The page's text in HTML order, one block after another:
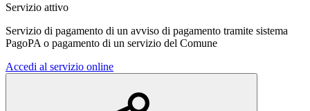
Servizio attivo
Servizio di pagamento di un avviso di pagamento tramite sistema
PagoPA o pagamento di un servizio del Comune
Accedi al servizio online